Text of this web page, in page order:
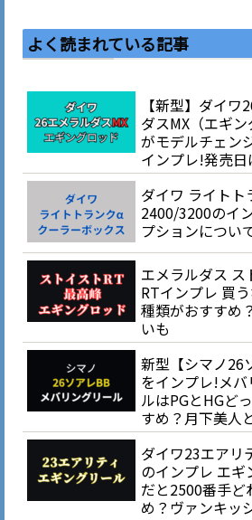
よく読まれている記事
【新型】ダイワ
ダスMX（エギン
がモデルチェン
インプレ!発売日
ダイワ ライトト
2400/3200のイ
プションについ
エメラルダス ス
RTインプレ 買
種類がおすすめ
いも
新型【シマノ26
をインプレ!メバ
ルはPGとHGど
すめ？月下美人
ダイワ23エアリ
のインプレ エギングリール
だと2500番手ど
め？ヴァンキッ